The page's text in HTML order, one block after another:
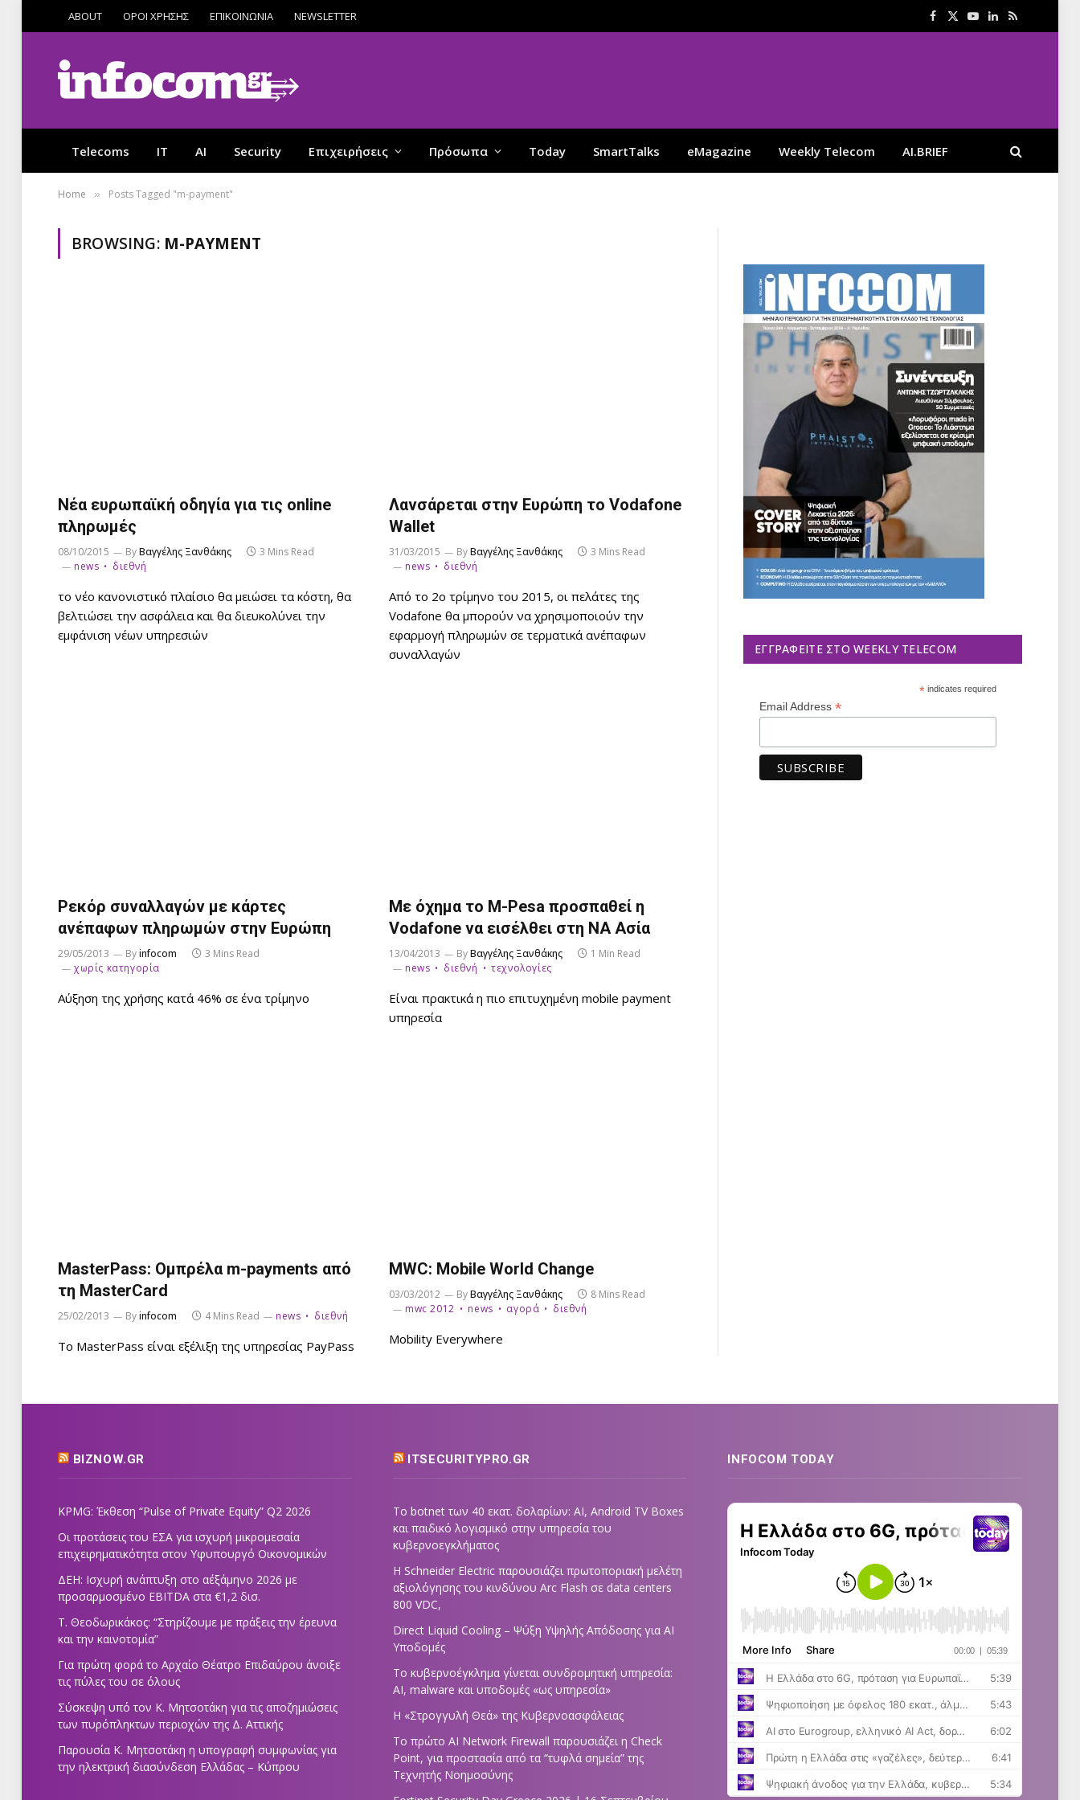
ABOUT ΟΡΟΙ ΧΡΗΣΗΣ ΕΠΙΚΟΙΝΩΝΙΑ NEWSLETTER Facebook
X
YouTube
LinkedIn
RSS
Telecoms IT AI Security Επιχειρήσεις Πρόσωπα Today SmartTalks eMagazine Weekly Telecom AI.BRIEF
Home » Posts Tagged "m-payment"
BROWSING: M-PAYMENT
Νέα ευρωπαϊκή οδηγία για τις online
πληρωμές
08/10/2015 ByΒαγγέλης Ξανθάκης
3 Mins Read
news
διεθνή
το νέο κανονιστικό πλαίσιο θα μειώσει τα κόστη, θα
βελτιώσει την ασφάλεια και θα διευκολύνει την
εμφάνιση νέων υπηρεσιών
Λανσάρεται στην Ευρώπη το Vodafone
Wallet
31/03/2015 ByΒαγγέλης Ξανθάκης
3 Mins Read
news
διεθνή
Aπό το 2ο τρίμηνο του 2015, οι πελάτες της
Vodafone θα μπορούν να χρησιμοποιούν την
εφαρμογή πληρωμών σε τερματικά ανέπαφων
συναλλαγών
Ρεκόρ συναλλαγών με κάρτες
ανέπαφων πληρωμών στην Ευρώπη
29/05/2013 Byinfocom
3 Mins Read
χωρίς κατηγορία
Αύξηση της χρήσης κατά 46% σε ένα τρίμηνο
Με όχημα το M-Pesa προσπαθεί η
Vodafone να εισέλθει στη NA Ασία
13/04/2013 ByΒαγγέλης Ξανθάκης
1 Min Read
news
διεθνή τεχνολογίες
Είναι πρακτικά η πιο επιτυχημένη mobile payment
υπηρεσία
MasterPass: Ομπρέλα m-payments από
τη MasterCard
25/02/2013 Byinfocom 4 Mins Read news διεθνή
To MasterPass είναι εξέλιξη της υπηρεσίας PayPass
MWC: Mobile World Change
03/03/2012 ByΒαγγέλης Ξανθάκης
8 Mins Read
mwc 2012
news αγορά διεθνή
Mobility Everywhere
ΕΓΓΡΑΦΕΊΤΕ ΣΤΟ WEEKLY TELECOM
*indicates required
Email Address *
BIZNOW.GR
KPMG: Έκθεση “Pulse of Private Equity” Q2 2026
Οι προτάσεις του ΕΣΑ για ισχυρή μικρομεσαία
επιχειρηματικότητα στον Υφυπουργό Οικονομικών
ΔΕΗ: Ισχυρή ανάπτυξη στο α΄εξάμηνο 2026 με
προσαρμοσμένο EBITDA στα €1,2 δισ.
Τ. Θεοδωρικάκος: “Στηρίζουμε με πράξεις την έρευνα
και την καινοτομία”
Για πρώτη φορά το Αρχαίο Θέατρο Επιδαύρου άνοιξε
τις πύλες του σε όλους
Σύσκεψη υπό τον Κ. Μητσοτάκη για τις αποζημιώσεις
των πυρόπληκτων περιοχών της Δ. Αττικής
Παρουσία Κ. Μητσοτάκη η υπογραφή συμφωνίας για
την ηλεκτρική διασύνδεση Ελλάδας – Κύπρου
ITSECURITYPRO.GR
Το botnet των 40 εκατ. δολαρίων: AI, Android TV Boxes
και παιδικό λογισμικό στην υπηρεσία του
κυβερνοεγκλήματος
Η Schneider Electric παρουσιάζει πρωτοποριακή μελέτη
αξιολόγησης του κινδύνου Arc Flash σε data centers
800 VDC,
Direct Liquid Cooling – Ψύξη Υψηλής Απόδοσης για AI
Υποδομές
Το κυβερνοέγκλημα γίνεται συνδρομητική υπηρεσία:
AI, malware και υποδομές «ως υπηρεσία»
Η «Στρογγυλή Θεά» της Κυβερνοασφάλειας
Tο πρώτο AI Network Firewall παρουσιάζει η Check
Point, για προστασία από τα “τυφλά σημεία” της
Τεχνητής Νοημοσύνης
INFOCOM TODAY